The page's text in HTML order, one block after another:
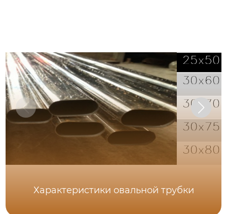
Характеристики овальной трубки